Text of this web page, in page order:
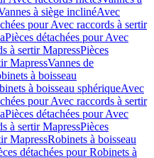
à siège inclinéAvec
pour Avec raccords à sertir
Pièces détachées pour Avec
à sertir MapressPièces
MapressVannes de
à boisseau
à boisseau sphériqueAvec
pour Avec raccords à sertir
Pièces détachées pour Avec
à sertir MapressPièces
MapressRobinets à boisseau
détachées pour Robinets à